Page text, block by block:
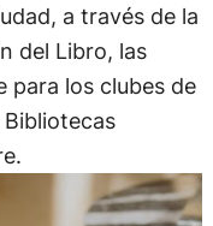
a través de la
del Libro, las
para los clubes de